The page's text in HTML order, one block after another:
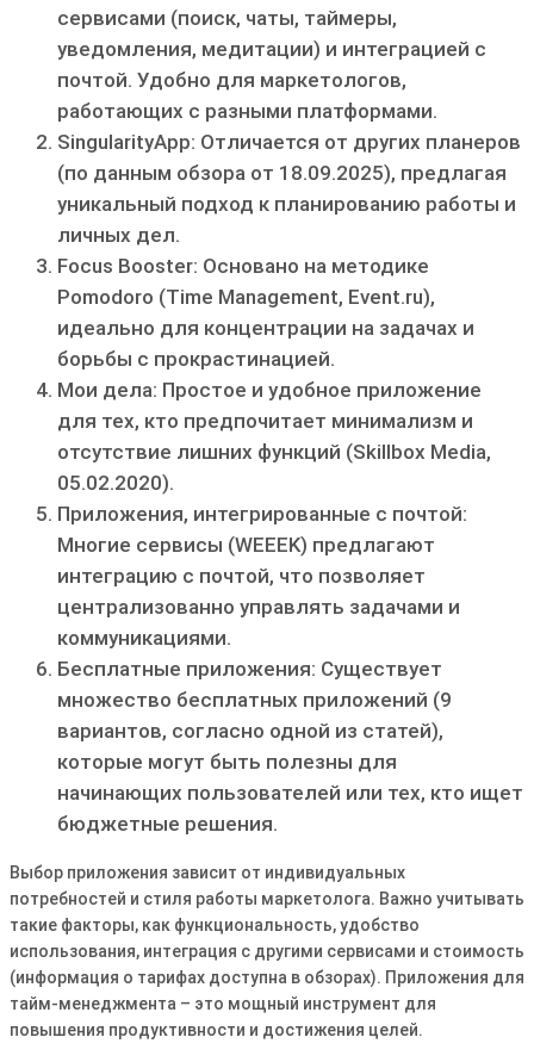
сервисами (поиск, чаты, таймеры,
уведомления, медитации) и интеграцией с
почтой. Удобно для маркетологов,
работающих с разными платформами.
SingularityApp: Отличается от других планеров
(по данным обзора от 18.09.2025), предлагая
уникальный подход к планированию работы и
личных дел.
Focus Booster: Основано на методике
Pomodoro (Time Management, Event.ru),
идеально для концентрации на задачах и
борьбы с прокрастинацией.
Мои дела: Простое и удобное приложение
для тех, кто предпочитает минимализм и
отсутствие лишних функций (Skillbox Media,
05.02.2020).
Приложения, интегрированные с почтой:
Многие сервисы (WEEEK) предлагают
интеграцию с почтой, что позволяет
централизованно управлять задачами и
коммуникациями.
Бесплатные приложения: Существует
множество бесплатных приложений (9
вариантов, согласно одной из статей),
которые могут быть полезны для
начинающих пользователей или тех, кто ищет
бюджетные решения.
Выбор приложения зависит от индивидуальных
потребностей и стиля работы маркетолога. Важно учитывать
такие факторы, как функциональность, удобство
использования, интеграция с другими сервисами и стоимость
(информация о тарифах доступна в обзорах). Приложения для
тайм-менеджмента – это мощный инструмент для
повышения продуктивности и достижения целей.